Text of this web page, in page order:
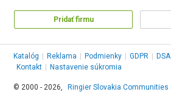
Pridať firmu
Katalóg Reklama Podmienky GDPR DSA
Kontakt
Nastavenie súkromia
© 2000 - 2026, Ringier Slovakia Communities